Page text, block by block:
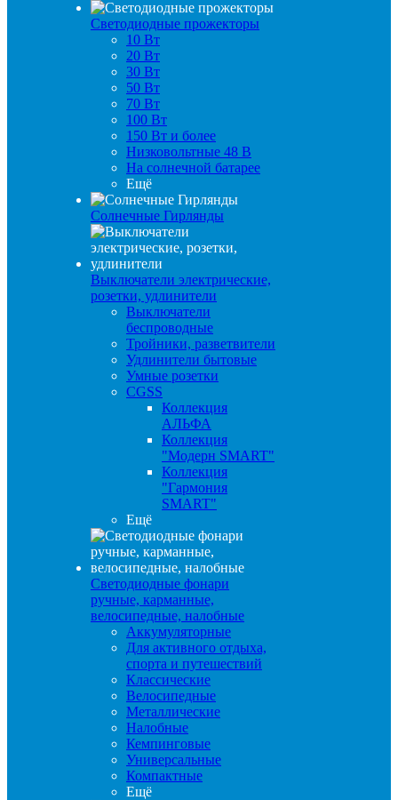
Светодиодные прожекторы
10 Вт
20 Вт
30 Вт
50 Вт
70 Вт
100 Вт
150 Вт и более
Низковольтные 48 В
На солнечной батарее
Ещё
Солнечные Гирлянды
Выключатели электрические,
розетки, удлинители
Выключатели
беспроводные
Тройники, разветвители
Удлинители бытовые
Умные розетки
CGSS
Коллекция
АЛЬФА
Коллекция
"Модерн SMART"
Коллекция
"Гармония
SMART"
Ещё
Светодиодные фонари
ручные, карманные,
велосипедные, налобные
Аккумуляторные
Для активного отдыха,
спорта и путешествий
Классические
Велосипедные
Металлические
Налобные
Кемпинговые
Универсальные
Компактные
Ещё